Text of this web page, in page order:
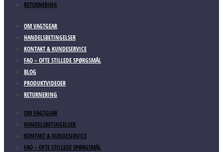
RETURNERING
OM VAGTGEAR
HANDELSBETINGELSER
KONTAKT & KUNDESERVICE
FAQ – OFTE STILLEDE SPØRGSMÅL
BLOG
PRODUKTVIDEOER
RETURNERING
OM VAGTGEAR
HANDELSBETINGELSER
KONTAKT & KUNDESERVICE
FAQ – OFTE STILLEDE SPØRGSMÅL